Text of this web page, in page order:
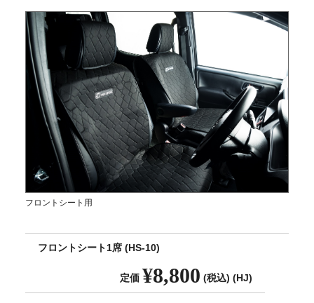
フロントシート用
フロントシート1席 (HS-10)
定価 ¥8,800 (税込) (HJ)